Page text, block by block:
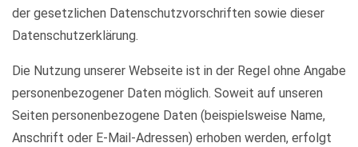
der gesetzlichen Datenschutzvorschriften sowie dieser
Datenschutzerklärung.
Die Nutzung unserer Webseite ist in der Regel ohne Angabe
personenbezogener Daten möglich. Soweit auf unseren
Seiten personenbezogene Daten (beispielsweise Name,
Anschrift oder E-Mail-Adressen) erhoben werden, erfolgt